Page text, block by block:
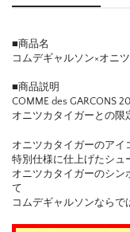
■商品名
コムデギャルソン×オニ
■商品説明
COMME des GARCONS
オニツカタイガーとの限
オニツカタイガーのアイ
特別仕様に仕上げたシュ
オニツカタイガーのシ
て
コムデギャルソンならで